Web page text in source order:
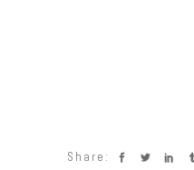
Share: